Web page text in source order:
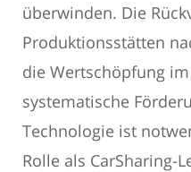
überwinden. Die
Produktionsstätten
die Wertschöpfung
systematische
Technologie ist
Rolle als CarSharing-